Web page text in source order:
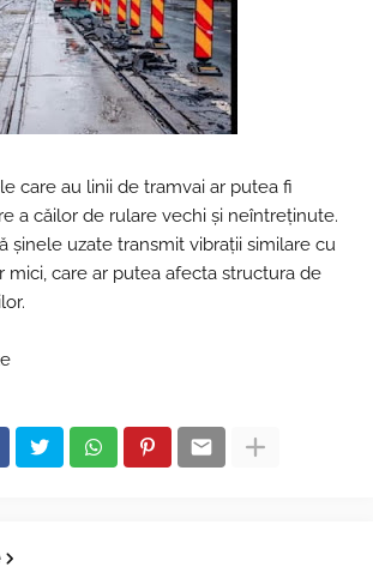
care au linii de tramvai ar putea fi
a căilor de rulare vechi și neîntreținute.
șinele uzate transmit vibrații similare cu
mici, care ar putea afecta structura de